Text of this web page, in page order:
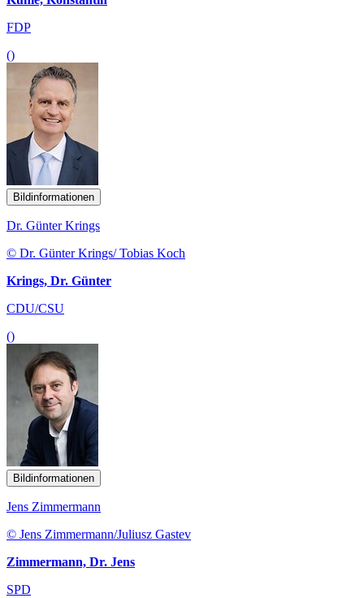
FDP
()
Bildinformationen
Dr. Günter Krings
© Dr. Günter Krings/ Tobias Koch
Krings, Dr. Günter
CDU/CSU
()
Bildinformationen
Jens Zimmermann
© Jens Zimmermann/Juliusz Gastev
Zimmermann, Dr. Jens
SPD